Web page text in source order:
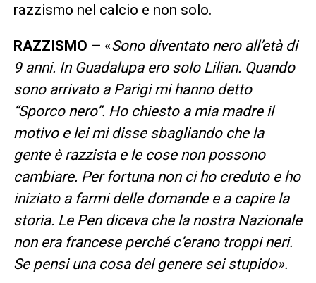
razzismo nel calcio e non solo.
RAZZISMO – «Sono diventato nero all’età di
9 anni. In Guadalupa ero solo Lilian. Quando
sono arrivato a Parigi mi hanno detto
“Sporco nero”. Ho chiesto a mia madre il
motivo e lei mi disse sbagliando che la
gente è razzista e le cose non possono
cambiare. Per fortuna non ci ho creduto e ho
iniziato a farmi delle domande e a capire la
storia. Le Pen diceva che la nostra Nazionale
non era francese perché c’erano troppi neri.
Se pensi una cosa del genere sei stupido».